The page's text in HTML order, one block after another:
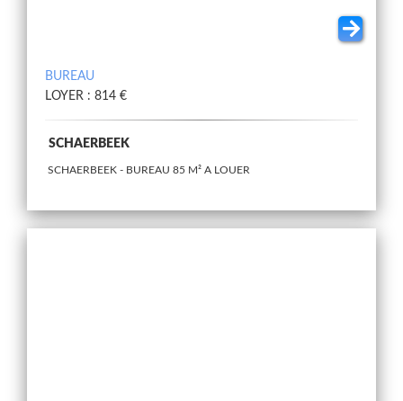
BUREAU
LOYER : 814 €
SCHAERBEEK
SCHAERBEEK - BUREAU 85 M² A LOUER